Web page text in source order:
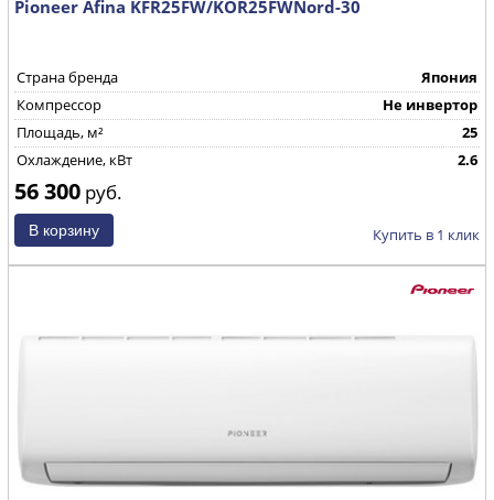
Pioneer Afina KFR25FW/KOR25FWNord-30
Страна бренда
Япония
Компрессор
Не инвертор
Площадь, м²
25
Охлаждение, кВт
2.6
56 300 руб.
Купить в 1 клик